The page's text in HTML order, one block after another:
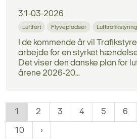
31-03-2026
Luftfart Flyvepladser Lufttrafikstyring
I de kommende år vil
arbejde for en styrket
Det viser den danske plan for
årene 2026-20...
1 2 3 4 5 6
10